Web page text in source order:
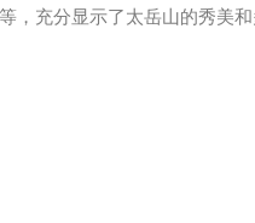
，充分显示了太岳山的秀美